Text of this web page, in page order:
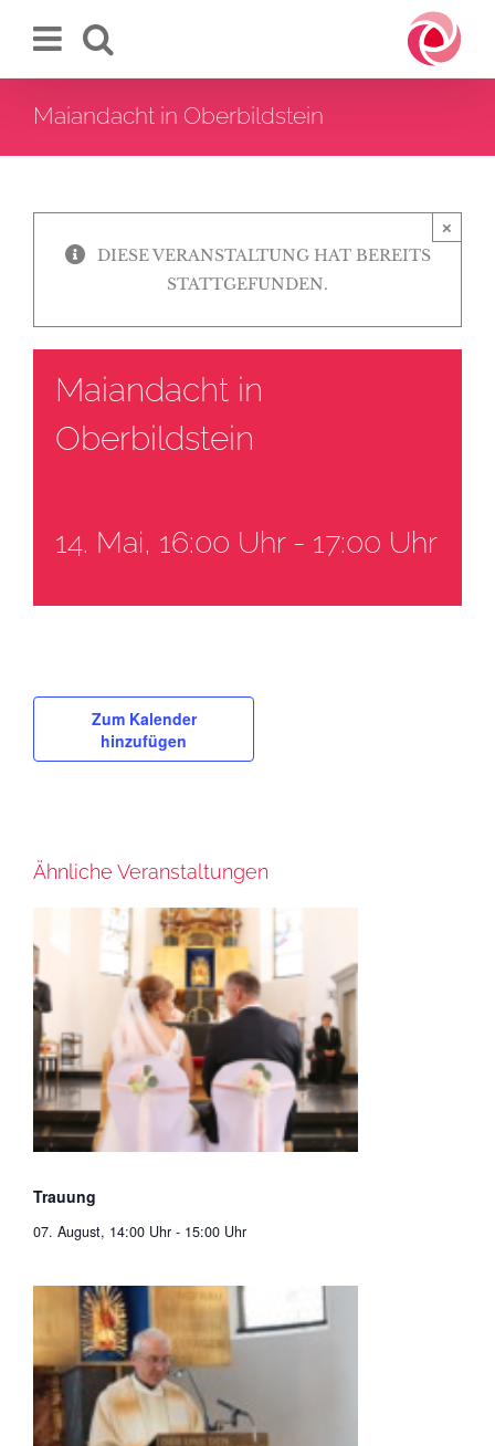
Inhalt
Maiandacht in Oberbildstein
×
DIESE VERANSTALTUNG HAT BEREITS
STATTGEFUNDEN.
Maiandacht in
Oberbildstein
14. Mai, 16:00 Uhr- 17:00 Uhr
Zum Kalender
hinzufügen
Ähnliche Veranstaltungen
Trauung
07. August, 14:00 Uhr - 15:00 Uhr